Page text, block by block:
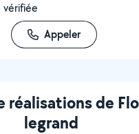
Appeler
réalisations de
legrand